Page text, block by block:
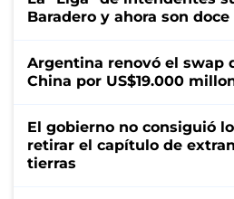
Baradero y ahora son doce
Argentina renovó el swap
China por US$19.000
El gobierno no consiguió
retirar el capítulo de
tierras